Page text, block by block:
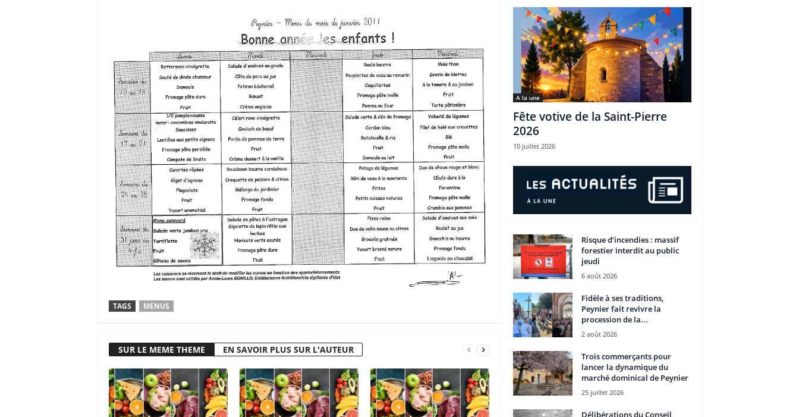
TAGS MENUS
SUR LE MEME THEME EN SAVOIR PLUS SUR L'AUTEUR
A la une
Fête votive de la Saint-Pierre
2026
10 juillet 2026
Risque d’incendies : massif
forestier interdit au public
jeudi
6 août 2026
Fidèle à ses traditions,
Peynier fait revivre la
procession de la...
2 août 2026
Trois commerçants pour
lancer la dynamique du
marché dominical de Peynier
25 juillet 2026
Délibérations du Conseil